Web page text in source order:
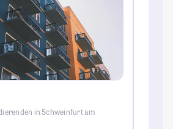
in Schweinfurt am